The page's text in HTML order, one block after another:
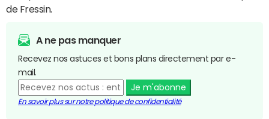
de Fressin.
A ne pas manquer
Recevez nos astuces et bons plans directement par e-
mail.
Je m'abonne
En savoir plus sur notre politique de confidentialité